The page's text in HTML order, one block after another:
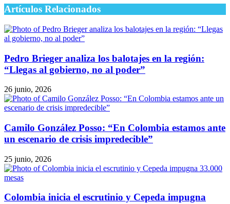
Artículos Relacionados
Pedro Brieger analiza los balotajes en la región:
“Llegas al gobierno, no al poder”
26 junio, 2026
Camilo González Posso: “En Colombia estamos ante
un escenario de crisis impredecible”
25 junio, 2026
Colombia inicia el escrutinio y Cepeda impugna